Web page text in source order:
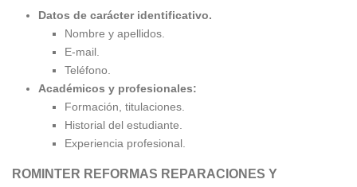
Datos de carácter identificativo.
Nombre y apellidos.
E-mail.
Teléfono.
Académicos y profesionales:
Formación, titulaciones.
Historial del estudiante.
Experiencia profesional.
ROMINTER REFORMAS REPARACIONES Y